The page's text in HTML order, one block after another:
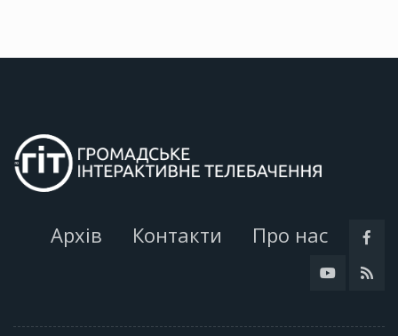
Архів Контакти Про нас